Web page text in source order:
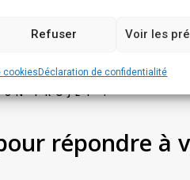
Refuser Voir les
cookiesDéclaration de confidentialité
UN PROJET ?
répondre à